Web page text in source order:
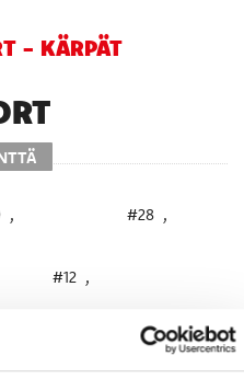
- KÄRPÄT
, #28 ,
#12 ,